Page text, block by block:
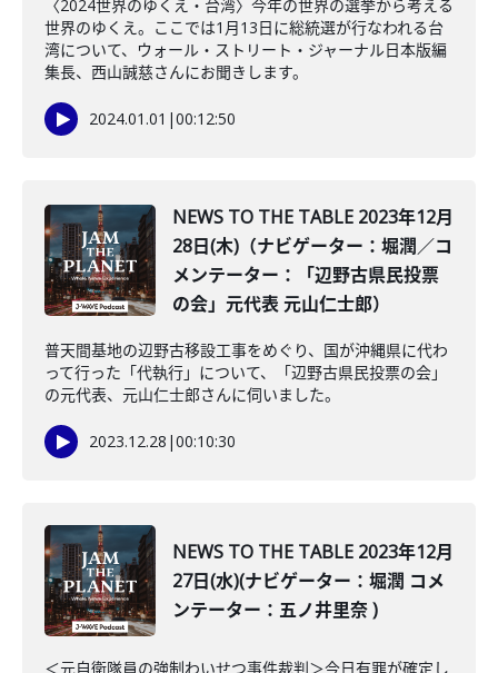
〈2024世界のゆくえ・台湾〉今年の世界の選挙から考える
世界のゆくえ。ここでは1月13日に総統選が行なわれる台
湾について、ウォール・ストリート・ジャーナル日本版編
集長、西山誠慈さんにお聞きします。
2024.01.01 |00:12:50
NEWS TO THE TABLE 2023年12月
28日(木)（ナビゲーター：堀潤／コ
メンテーター：「辺野古県民投票
の会」元代表 元山仁士郎）
普天間基地の辺野古移設工事をめぐり、国が沖縄県に代わ
って行った「代執行」について、「辺野古県民投票の会」
の元代表、元山仁士郎さんに伺いました。
2023.12.28 |00:10:30
NEWS TO THE TABLE 2023年12月
27日(水)(ナビゲーター：堀潤 コメ
ンテーター：五ノ井里奈 )
＜元自衛隊員の強制わいせつ事件裁判＞今日有罪が確定し